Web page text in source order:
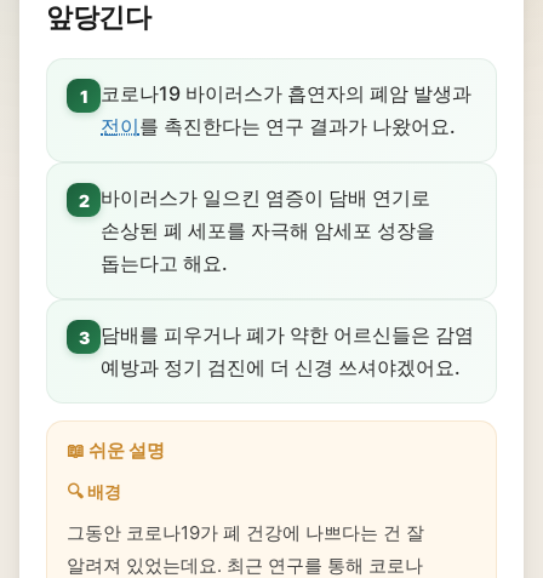
앞당긴다
1
코로나19 바이러스가 흡연자의 폐암 발생과
전이를 촉진한다는 연구 결과가 나왔어요.
2
바이러스가 일으킨 염증이 담배 연기로
손상된 폐 세포를 자극해 암세포 성장을
돕는다고 해요.
3
담배를 피우거나 폐가 약한 어르신들은 감염
예방과 정기 검진에 더 신경 쓰셔야겠어요.
📖 쉬운 설명
🔍 배경
그동안 코로나19가 폐 건강에 나쁘다는 건 잘
알려져 있었는데요. 최근 연구를 통해 코로나